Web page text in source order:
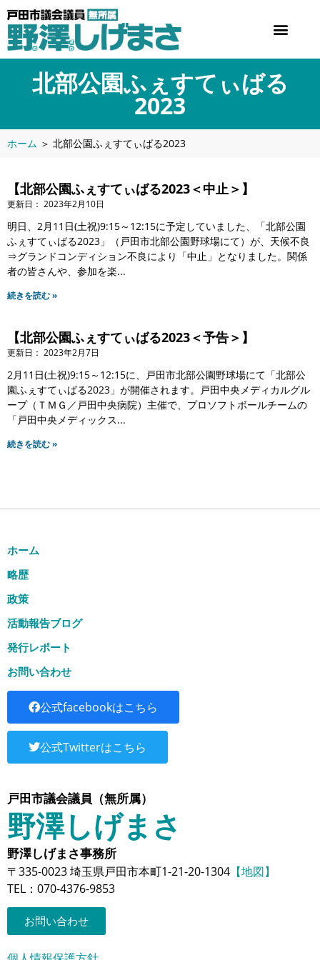
北部公園ふぇすてぃばる
2023
ホーム ＞ 北部公園ふぇすてぃばる2023
【北部公園ふぇすてぃばる2023＜中止＞】
2023年2月10日
明日、2月11日(土祝)9:15～12:15に予定していました、「北部公園
ふぇすてぃばる2023」（戸田市北部公園野球場にて）が、天候不良
⇒グランドコンディション不良により「中止」となりました。関係
者の皆さんや、参加を楽
続きを読む »
【北部公園ふぇすてぃばる2023＜予告＞】
2023年2月7日
2月11日(土祝)9:15～12:15に、戸田市北部公園野球場にて「北部公
園ふぇすてぃばる2023」が開催されます。戸田中央メディカルグル
ープ（ＴＭＧ／戸田中央病院）主催で、プロソフトボールチームの
「戸田中央メディックス
続きを読む »
ホーム
略歴
政策
活動報告ブログ
発行レポート
お問い合わせ
公式facebookはこちら
公式Twitterはこちら
戸田市議会議員（無所属）
野澤しげまさ
野澤しげまさ事務所
〒335-0023 埼玉県戸田市本町1-21-20-1304 【地図】
TEL：070-4376-9853
お問い合わせ